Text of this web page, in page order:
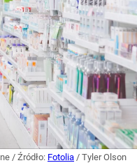
/ Źródło: Fotolia / Tyler Olson